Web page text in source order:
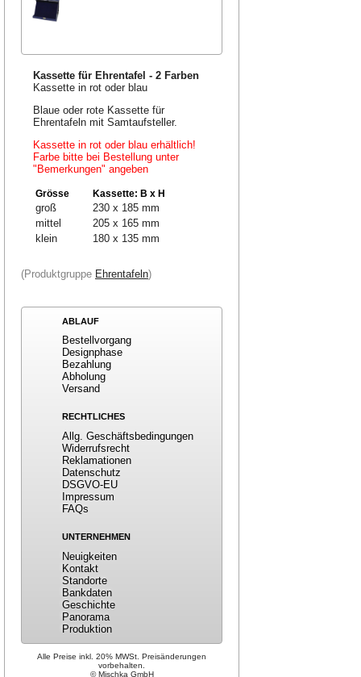
Kassette für Ehrentafel - 2 Farben
Kassette in rot oder blau
Blaue oder rote Kassette für
Ehrentafeln mit Samtaufsteller.
Kassette in rot oder blau erhältlich!
Farbe bitte bei Bestellung unter
"Bemerkungen" angeben
Grösse Kassette: B x H
groß
230 x 185 mm
mittel
205 x 165 mm
klein
180 x 135 mm
(Produktgruppe Ehrentafeln)
ABLAUF
Bestellvorgang
Designphase
Bezahlung
Abholung
Versand
RECHTLICHES
Allg. Geschäftsbedingungen
Widerrufsrecht
Reklamationen
Datenschutz
DSGVO-EU
Impressum
FAQs
UNTERNEHMEN
Neuigkeiten
Kontakt
Standorte
Bankdaten
Geschichte
Panorama
Produktion
Alle Preise inkl. 20% MWSt. Preisänderungen
vorbehalten.
© Mischka GmbH